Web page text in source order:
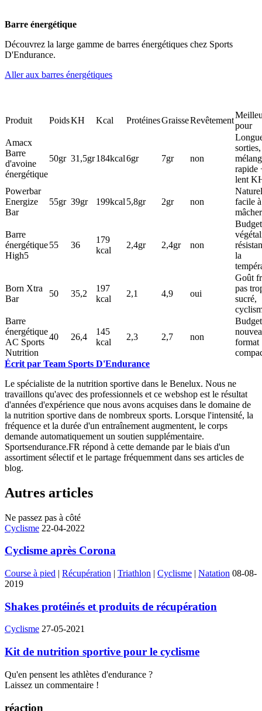
Barre énergétique
Découvrez la large gamme de barres énergétiques chez Sports
D'Endurance.
Aller aux barres énergétiques
Produit PoidsKH Kcal ProtéinesGraisseRevêtement
pour
Amacx
Barre
d'avoine
énergétique
50gr 31,5gr184kcal6gr 7gr non
sorties,
rapide
lent
Powerbar
Energize
Bar
55gr 39gr 199kcal 5,8gr 2gr non
facile à
mâcher
Barre
énergétique
High5
55 36
179
kcal
2,4gr 2,4gr non
la
Born Xtra
Bar
50 35,2
197
kcal
2,1 4,9 oui
Goût
pas
sucré,
Barre
énergétique
AC Sports
Nutrition
40 26,4
145
kcal
2,3 2,7 non
format
Écrit par Team Sports D'Endurance
Le spécialiste de la nutrition sportive dans le Benelux. Nous ne
travaillons qu'avec des professionnels et ce webshop est le résultat
d'années d'expérience que nous avons acquises dans le domaine de
la nutrition sportive dans de nombreux sports. Lorsque l'intensité, la
fréquence et la durée d'un entraînement augmentent, le corps
demande automatiquement un soutien supplémentaire.
Sportsendurance.FR répond à cette demande par le biais d'un
assortiment sélectif et le partage fréquemment dans ses articles de
blog.
Autres articles
Ne passez pas à côté
Cyclisme 22-04-2022
Cyclisme après Corona
Course à pied | Récupération | Triathlon | Cyclisme | Natation 08-08-
2019
Shakes protéinés et produits de récupération
Cyclisme 27-05-2021
Kit de nutrition sportive pour le cyclisme
Qu'en pensent les athlètes d'endurance ?
Laissez un commentaire !
réaction